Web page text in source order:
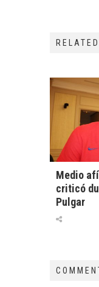
Medio
criticó
Pulgar